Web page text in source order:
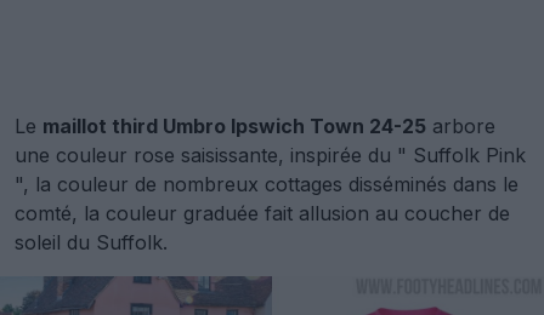
Le maillot third Umbro Ipswich Town 24-25 arbore
une couleur rose saisissante, inspirée du " Suffolk Pink
", la couleur de nombreux cottages disséminés dans le
comté, la couleur graduée fait allusion au coucher de
soleil du Suffolk.